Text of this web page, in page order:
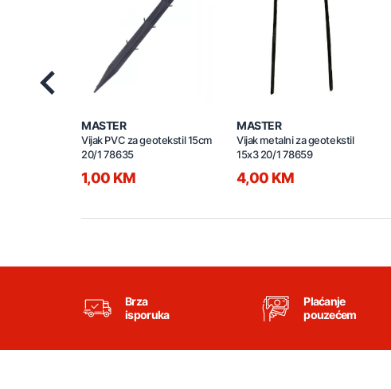
MASTER
Vijak PVC za geotekstil 15cm
20/1 78635
1,00 KM
MASTER
Vijak metalni za geotekstil
15x3 20/1 78659
4,00 KM
Brza
isporuka
Plaćanje
pouzećem